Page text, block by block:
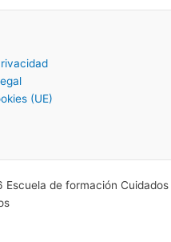
(UE)
de formación Cuidados